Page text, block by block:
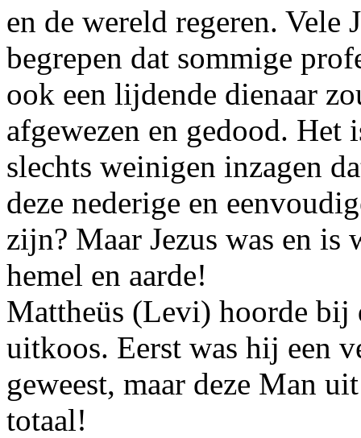
en de wereld regeren. Vele
begrepen dat sommige
ook een lijdende dienaar
afgewezen en gedood. Het
slechts weinigen inzagen
deze nederige en
zijn? Maar Jezus was en
hemel en aarde!
Mattheüs (Levi) hoorde bij
uitkoos. Eerst was hij een
geweest, maar deze Man
totaal!